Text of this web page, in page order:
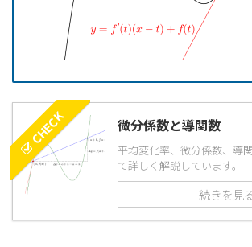
CHECK 微分係数と導関数
平均変化率、微分係数、導
て詳しく解説しています。
続きを見